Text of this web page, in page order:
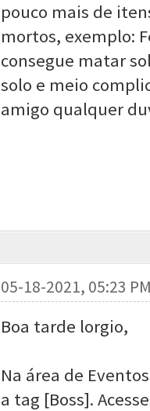
pouco mais de
mortos, exemplo:
consegue matar
solo e meio
amigo qualquer
05-18-2021, 05:23
Boa tarde lorgio,
Na área de
a tag [Boss].